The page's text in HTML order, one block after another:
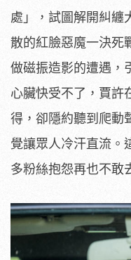
處」，試圖解開糾纏
散的紅臉惡魔一決死
做磁振造影的遭遇，
心臟快受不了， 賈許
得， 卻隱約聽到爬動
覺讓眾人冷汗直流。
多粉絲抱怨再也不敢